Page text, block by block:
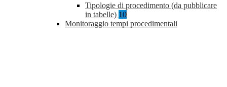
Tipologie di procedimento (da pubblicare
in tabelle) 10
Monitoraggio tempi procedimentali